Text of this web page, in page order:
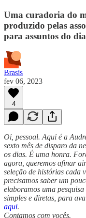
Uma curadoria do
produzido pelas
para assuntos do dia
Brasis
fev 06, 2023
4
Oi, pessoal. Aqui é a
sexto mês de disparo da
os dias. É uma honra.
agora, queremos afinar
seleção de histórias cada
precisamos saber um
elaboramos uma
simples e diretas, para
aqui.
Contamos com vocês.